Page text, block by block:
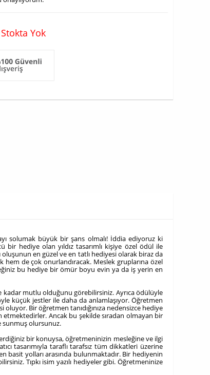
Yok
solumak büyük bir şans olmalı! İddia ediyoruz ki
hediye olan yıldız tasarımlı kişiye özel ödül ile
oluşunun en güzel ve en tatlı hediyesi olarak biraz da
hem de çok onurlandıracak. Meslek gruplarına özel
bu hediye bir ömür boyu evin ya da iş yerin en
kadar mutlu olduğunu görebilirsiniz. Ayrıca ödülüyle
küçük jestler ile daha da anlamlaşıyor. Öğretmen
Bir öğretmen tanıdığınıza nedensizce hediye
Ancak bu şekilde sıradan olmayan bir
sunmuş olursunuz.
bir konuysa, öğretmeninizin mesleğine ve ilgi
tasarımıyla taraflı tarafsız tüm dikkatleri üzerine
basit yolları arasında bulunmaktadır. Bir hediyenin
Tıpkı isim yazılı hediyeler gibi. Öğretmeninize